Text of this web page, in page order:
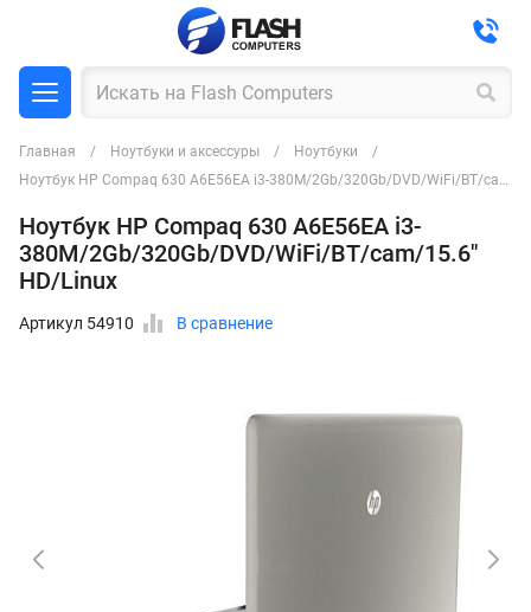
Главная Ноутбуки и аксессуры
Ноутбуки
Ноутбук HP Compaq 630 A6E56EA i3-380M/2Gb/320Gb/DVD/WiFi/BT/cam/15.6" HD/Linux
Ноутбук HP Compaq 630 A6E56EA i3-
380M/2Gb/320Gb/DVD/WiFi/BT/cam/15.6"
HD/Linux
Артикул 54910 В сравнение